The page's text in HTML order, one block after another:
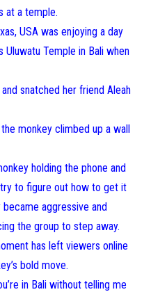
at a temple.
USA was enjoying a day
Temple in Bali when
snatched her friend Aleah
monkey climbed up a wall
holding the phone and
to figure out how to get it
aggressive and
the group to step away.
has left viewers online
bold move.
in Bali without telling me